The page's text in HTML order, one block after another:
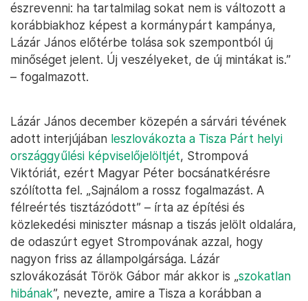
észrevenni: ha tartalmilag sokat nem is változott a
korábbiakhoz képest a kormánypárt kampánya,
Lázár János előtérbe tolása sok szempontból új
minőséget jelent. Új veszélyeket, de új mintákat is.”
– fogalmazott.
Lázár János december közepén a sárvári tévének
adott interjújában leszlovákozta a Tisza Párt helyi
országgyűlési képviselőjelöltjét, Strompová
Viktóriát, ezért Magyar Péter bocsánatkérésre
szólította fel. „Sajnálom a rossz fogalmazást. A
félreértés tisztázódott” – írta az építési és
közlekedési miniszter másnap a tiszás jelölt oldalára,
de odaszúrt egyet Strompovának azzal, hogy
nagyon friss az állampolgársága. Lázár
szlovákozását Török Gábor már akkor is „szokatlan
hibának”, nevezte, amire a Tisza a korábban a